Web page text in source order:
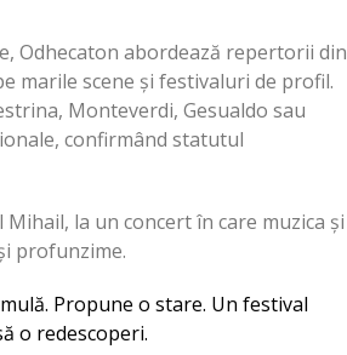
Odhecaton abordează repertorii din
marile scene și festivaluri de profil.
Monteverdi, Gesualdo sau
confirmând statutul
la un concert în care muzica și
profunzime.
Propune o stare. Un festival
o redescoperi.